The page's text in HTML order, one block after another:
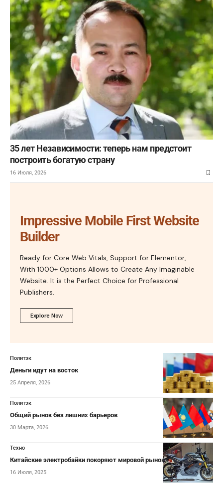
35 лет Независимости: теперь нам предстоит
построить богатую страну
16 Июля, 2026
Impressive Mobile First Website
Builder
Ready for Core Web Vitals, Support for Elementor,
With 1000+ Options Allows to Create Any Imaginable
Website. It is the Perfect Choice for Professional
Publishers.
Explore Now
Политэк
Деньги идут на восток
25 Апреля, 2026
Политэк
Общий рынок без лишних барьеров
30 Марта, 2026
Техно
Китайские электробайки покоряют мировой рынок
16 Июля, 2025